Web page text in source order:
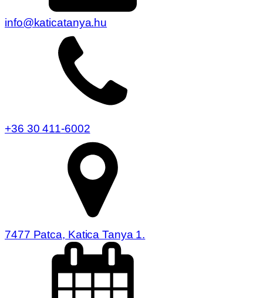
info@katicatanya.hu
+36 30 411-6002
7477 Patca, Katica Tanya 1.